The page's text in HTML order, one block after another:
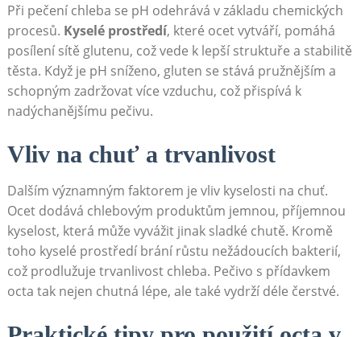
Při ​pečení⁤ chleba ⁣se pH odehrává v základu chemických
procesů. Kyselé prostředí, které ocet vytváří, pomáhá
posílení sítě glutenu, což vede k lepší struktuře a ​stabilitě⁢
těsta. ⁣Když je pH sníženo, gluten se stává pružnějším a⁢
schopným zadržovat více vzduchu,⁢ což přispívá k
nadýchanějšímu ⁣pečivu.
Vliv na chuť ‍a trvanlivost
Dalším významným faktorem je vliv kyselosti na chuť.
Ocet ⁣dodává chlebovým produktům jemnou, příjemnou
kyselost, ‍která může ​vyvážit​ jinak sladké chutě. Kromě‍
toho kyselé⁣ prostředí brání růstu nežádoucích bakterií,
což⁣ prodlužuje trvanlivost chleba. Pečivo⁤ s přídavkem
octa​ tak nejen chutná lépe, ale také vydrží déle čerstvé.